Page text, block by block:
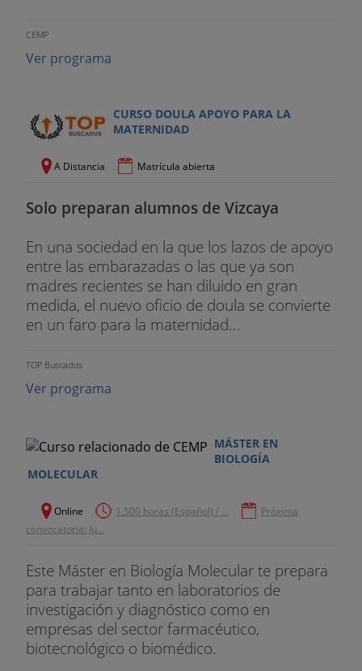
CEMP
Ver programa
CURSO DOULA APOYO PARA LA
MATERNIDAD
A Distancia Matrícula abierta
Solo preparan alumnos de Vizcaya
En una sociedad en la que los lazos de apoyo
entre las embarazadas o las que ya son
madres recientes se han diluido en gran
medida, el nuevo oficio de doula se convierte
en un faro para la maternidad...
TOP Buscados
Ver programa
MÁSTER EN
BIOLOGÍA
MOLECULAR
Online 1.500 horas (Español) / ...
Próxima
convocatoria: Ju...
Este Máster en Biología Molecular te prepara
para trabajar tanto en laboratorios de
investigación y diagnóstico como en
empresas del sector farmacéutico,
biotecnológico o biomédico.